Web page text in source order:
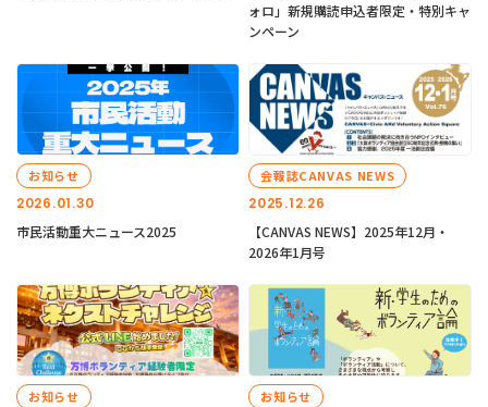
ォロ」新規購読申込者限定・特別キャ
ンペーン
2026.01.30
お知らせ
市民活動重大ニュース2025
2025.12.26
会報誌CANVAS NEWS
【CANVAS NEWS】2025年12月・
2026年1月号
お知らせ お知らせ